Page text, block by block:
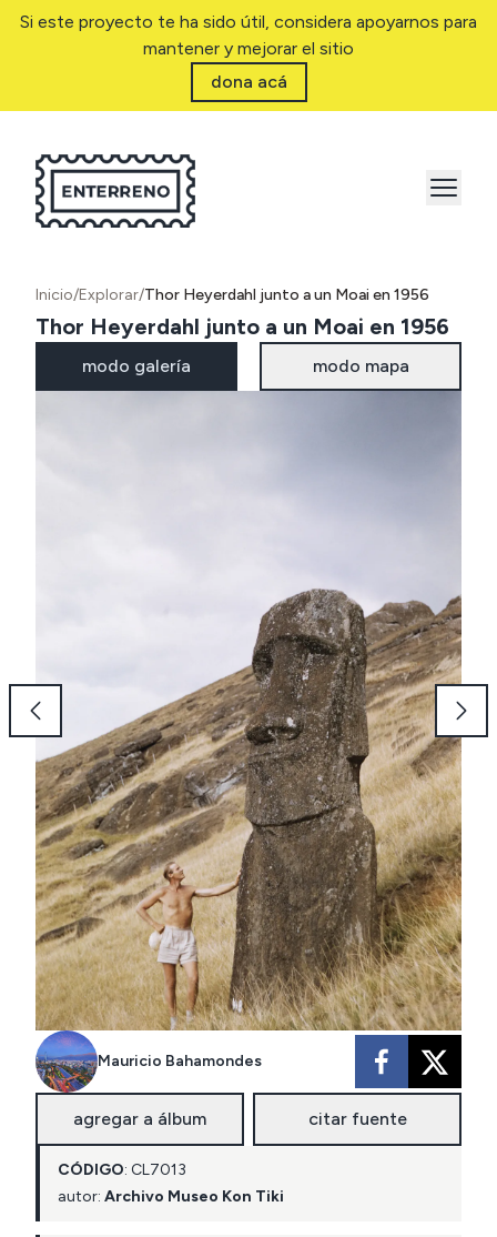
Si este proyecto te ha sido útil, considera apoyarnos para
mantener y mejorar el sitio
dona acá
Inicio/Explorar/Thor Heyerdahl junto a un Moai en 1956
Thor Heyerdahl junto a un Moai en 1956
modo galería modo mapa
Mauricio Bahamondes
agregar a álbum citar fuente
CÓDIGO: CL7013
autor: Archivo Museo Kon Tiki